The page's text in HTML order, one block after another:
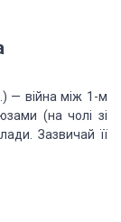
— війна між 1-м
(на чолі зі
Зазвичай її